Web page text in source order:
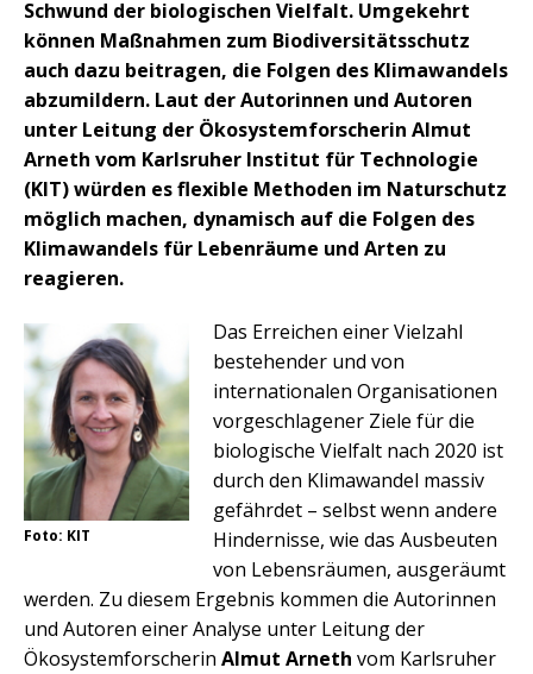
Schwund der biologischen Vielfalt. Umgekehrt
können Maßnahmen zum Biodiversitätsschutz
auch dazu beitragen, die Folgen des Klimawandels
abzumildern. Laut der Autorinnen und Autoren
unter Leitung der Ökosystemforscherin Almut
Arneth vom Karlsruher Institut für Technologie
(KIT) würden es flexible Methoden im Naturschutz
möglich machen, dynamisch auf die Folgen des
Klimawandels für Lebenräume und Arten zu
reagieren.
Foto: KIT
Das Erreichen einer Vielzahl
bestehender und von
internationalen Organisationen
vorgeschlagener Ziele für die
biologische Vielfalt nach 2020 ist
durch den Klimawandel massiv
gefährdet – selbst wenn andere
Hindernisse, wie das Ausbeuten
von Lebensräumen, ausgeräumt
werden. Zu diesem Ergebnis kommen die Autorinnen
und Autoren einer Analyse unter Leitung der
Ökosystemforscherin Almut Arneth vom Karlsruher